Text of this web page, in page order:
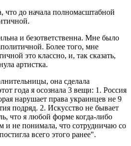
что до начала полномасштабной
и безответственна. Мне было
Более того, мне
это классно, и, так сказать,
артистка.
она сделала
года я осознала 3 вещи: 1. Россия
нарушает права украинцев не 9
подряд. 2. Искусство не бывает
что я любой форме когда-либо
и не понимала, что сотрудничаю со
всего этого ранее".